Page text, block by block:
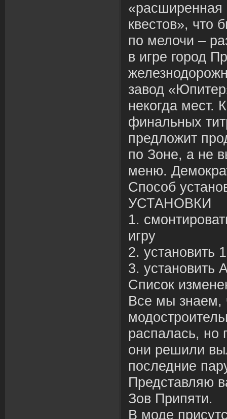
«расширенная
квестов», что
по мелочи –
в игре город
завод
некогда мест.
финальных
предложит
по Зоне, а не
меню.
Способ
УСТАНОВКИ
1.
игру
2. установить
3. установить
Список
Все мы знаем,
распалась, но
они решили
последние
Представляю
Зов Припяти.
В моде